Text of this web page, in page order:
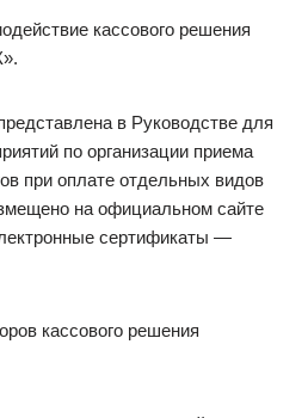
кассового решения
в Руководстве для
по организации приема
при оплате отдельных видов
на официальном сайте
сертификаты —
кассового решения